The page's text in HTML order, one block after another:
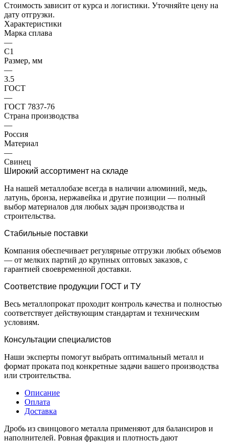
Стоимость зависит от курса и логистики. Уточняйте цену на
дату отгрузки.
Характеристики
Марка сплава
—
С1
Размер, мм
—
3.5
ГОСТ
—
ГОСТ 7837-76
Страна производства
—
Россия
Материал
—
Свинец
Широкий ассортимент на складе
На нашей металлобазе всегда в наличии алюминий, медь,
латунь, бронза, нержавейка и другие позиции — полный
выбор материалов для любых задач производства и
строительства.
Стабильные поставки
Компания обеспечивает регулярные отгрузки любых объемов
— от мелких партий до крупных оптовых заказов, с
гарантией своевременной доставки.
Соответствие продукции ГОСТ и ТУ
Весь металлопрокат проходит контроль качества и полностью
соответствует действующим стандартам и техническим
условиям.
Консультации специалистов
Наши эксперты помогут выбрать оптимальный металл и
формат проката под конкретные задачи вашего производства
или строительства.
Описание
Оплата
Доставка
Дробь из свинцового металла применяют для балансиров и
наполнителей. Ровная фракция и плотность дают